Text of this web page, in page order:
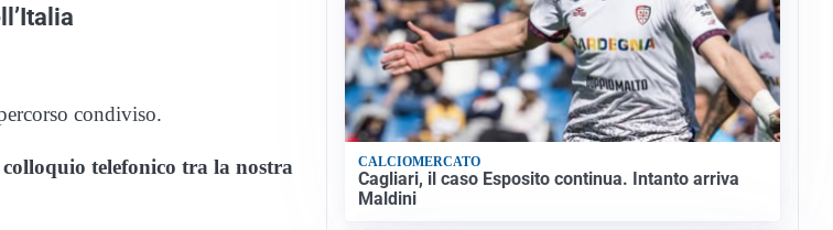
condiviso.
telefonico tra la nostra
CALCIOMERCATO
Cagliari, il caso Esposito continua. Intanto arriva
Maldini